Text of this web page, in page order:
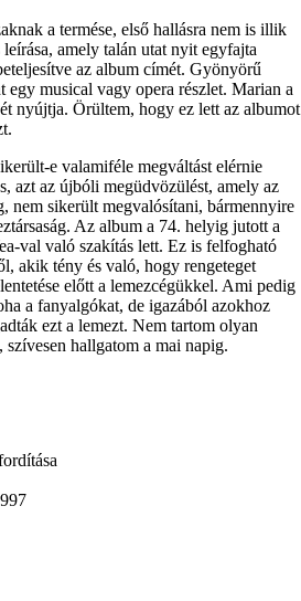
a termése, első hallásra nem is illik
amely talán utat nyit egyfajta
az album címét. Gyönyörű
musical vagy opera részlet. Marian a
nyújtja. Örültem, hogy ez lett az albumot
e valamiféle megváltást elérnie
azt az újbóli megüdvözülést, amely az
nem sikerült megvalósítani, bármennyire
Az album a 74. helyig jutott a
val való szakítás lett. Ez is felfogható
akik tény és való, hogy rengeteget
előtt a lemezcégükkel. Ami pedig
a fanyalgókat, de igazából azokhoz
ezt a lemezt. Nem tartom olyan
hallgatom a mai napig.